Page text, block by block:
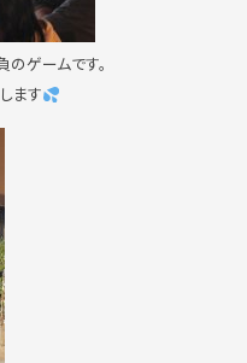
ゲームです。
ます